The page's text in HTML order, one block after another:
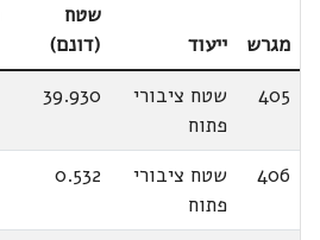
מגרש ייעוד
שטח
(דונם)
405
שטח ציבורי
פתוח
39.930
406
שטח ציבורי
פתוח
0.532